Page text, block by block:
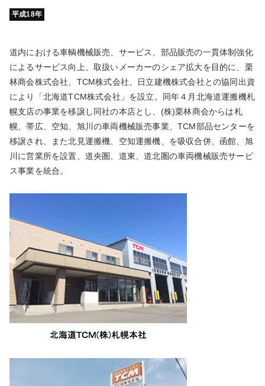
平成18年
道内における車輌機械販売、サービス、部品販売の一貫体制強化
によるサービス向上、取扱いメーカーのシェア拡大を目的に、栗
林商会株式会社、TCM株式会社、日立建機株式会社との協同出資
により「北海道TCM株式会社」を設立。同年４月北海道運搬機札
幌支店の事業を移譲し同社の本店とし、(株)栗林商会からは札
幌、帯広、空知、旭川の車両機械販売事業、TCM部品センターを
移譲され、また北見運搬機、空知運搬機、を吸収合併、函館、旭
川に営業所を設置、道央圏、道東、道北圏の車両機械販売サービ
ス事業を統合。